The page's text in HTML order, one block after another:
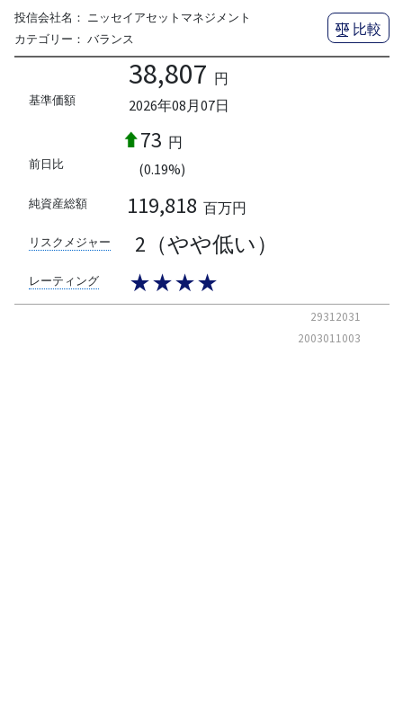
投信会社名： ニッセイアセットマネジメント
カテゴリー： バランス
比較
基準価額
38,807 円
2026年08月07日
前日比
73 円
(0.19%)
純資産総額 119,818 百万円
リスクメジャー 2（やや低い）
レーティング ★★★★
29312031
2003011003